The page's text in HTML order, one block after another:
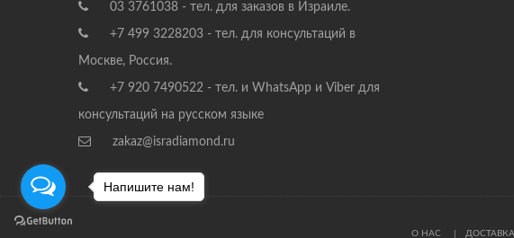
03 3761038 - тел. для заказов в Израиле.
+7 499 3228203 - тел. для консультаций в
Москве, Россия.
+7 920 7490522 - тел. и WhatsApp и Viber для
консультаций на русском языке
zakaz@isradiamond.ru
О НАС ДОСТАВКА
Напишите нам!